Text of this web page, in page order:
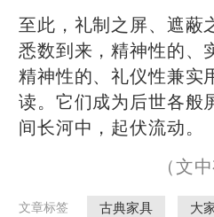
至此，礼制之屏、遮蔽
悉数到来，精神性的、
精神性的、礼仪性兼实
读。它们成为后世各般
间长河中，起伏流动。
（文
文章标签 古典家具 大